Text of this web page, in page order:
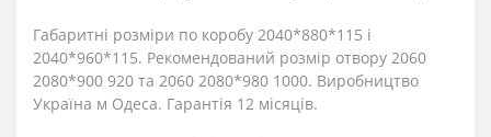
Габаритні розміри по коробу 2040*880*115 і
2040*960*115. Рекомендований розмір отвору 2060
2080*900 920 та 2060 2080*980 1000. Виробництво
Україна м Одеса. Гарантія 12 місяців.